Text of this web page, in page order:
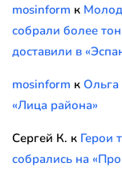
mosinform к
собрали более
доставили в
mosinform к Ольга
«Лица района»
Сергей К. к Герои
собрались на